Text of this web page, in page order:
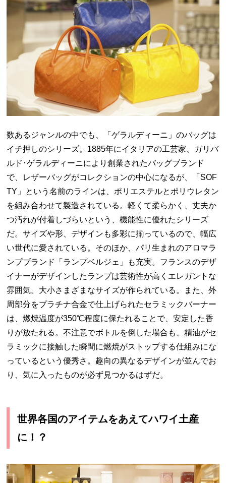
数あるジャンルの中でも、「ゲラルディーニ」のバッグは
イチ押しのシリーズ。 1885年にイタリアの工芸家、ガリバ
ルド･ゲラルディーニにより創業されたバッグブランド
で、レザーバッグがコレクションの中心になるが、「 SOF
TY 」という名前のラインは、ポリエステルとポリウレタン
を組み合わせて製造されている。軽くて柔らかく、丈夫か
つ汚れが付着しづらいという、機能性に優れたシリーズ
だ。サイズや形、デザインも多彩に揃っているので、幅広
い世代に愛されている。そのほか、パリ生まれのアロマラ
ンプブランド「ランプベルジェ」も充実。フランスのデザ
イナーがデザインしたランプは芸術性が高くエレガントな
雰囲気。大小さまざまなサイズが作られている。また、外
周部分をプラチナ合金で仕上げられたセラミックバーナー
は、燃焼温度が350℃程度に保たれることで、安定した香
りが放たれる。不注意でボトルを倒した場合も、精油がセ
ラミックに接触した瞬間に燃焼がストップする仕組みにな
っているという優秀さ。趣向の異なるデザインが並んでお
り、気に入ったものが必ず見つかるはずだ。
世界各国のアイテムをあえてハワイ土産
に！？